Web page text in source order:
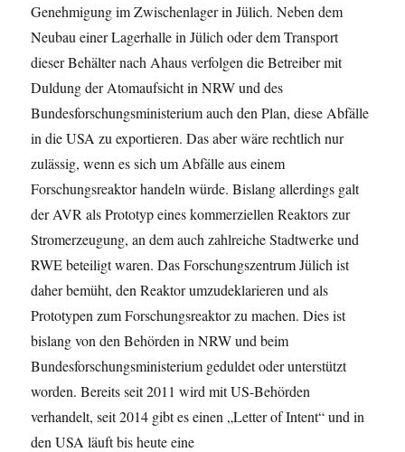
Genehmigung im Zwischenlager in Jülich. Neben dem
Neubau einer Lagerhalle in Jülich oder dem Transport
dieser Behälter nach Ahaus verfolgen die Betreiber mit
Duldung der Atomaufsicht in NRW und des
Bundesforschungsministerium auch den Plan, diese Abfälle
in die USA zu exportieren. Das aber wäre rechtlich nur
zulässig, wenn es sich um Abfälle aus einem
Forschungsreaktor handeln würde. Bislang allerdings galt
der AVR als Prototyp eines kommerziellen Reaktors zur
Stromerzeugung, an dem auch zahlreiche Stadtwerke und
RWE beteiligt waren. Das Forschungszentrum Jülich ist
daher bemüht, den Reaktor umzudeklarieren und als
Prototypen zum Forschungsreaktor zu machen. Dies ist
bislang von den Behörden in NRW und beim
Bundesforschungsministerium geduldet oder unterstützt
worden. Bereits seit 2011 wird mit US-Behörden
verhandelt, seit 2014 gibt es einen „Letter of Intent“ und in
den USA läuft bis heute eine